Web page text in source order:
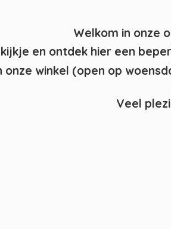
Welkom in onze
en ontdek hier een
onze winkel (open op
Veel